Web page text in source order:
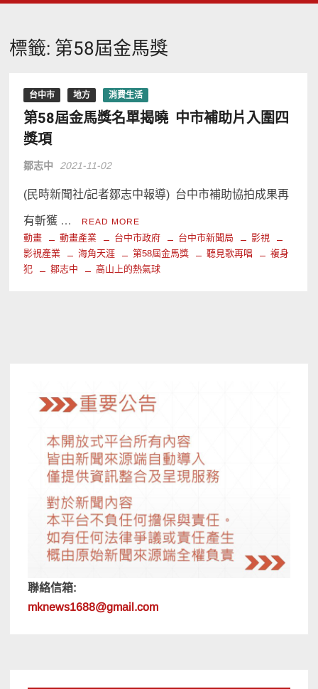
標籤: 第58屆金馬獎
台中市 地方 消費生活
第58屆金馬獎名單揭曉 中市補助片入圍四
獎項
鄒志中 2021-11-02
(民時新聞社/記者鄒志中報導) 台中市補助協拍成果再
有斬獲 … READ MORE
動畫 動畫產業 台中市政府 台中市新聞局
影視
影視產業
海角天涯 第58屆金馬獎 聽見歌再唱
複身
犯
鄒志中 高山上的熱氣球
聯絡信箱:
mknews1688@gmail.com